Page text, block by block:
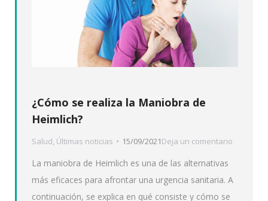
¿Cómo se realiza la Maniobra de
Heimlich?
Salud, Últimas noticias 15/09/2021Deja un comentario
La maniobra de Heimlich es una de las alternativas
más eficaces para afrontar una urgencia sanitaria. A
continuación, se explica en qué consiste y cómo se